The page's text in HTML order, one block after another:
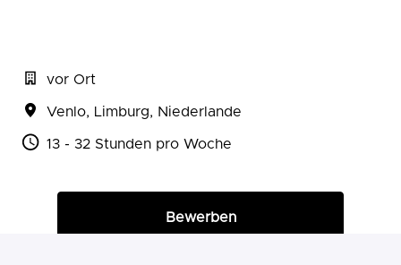
vor Ort
Venlo, Limburg, Niederlande
13 - 32 Stunden pro Woche
Bewerben